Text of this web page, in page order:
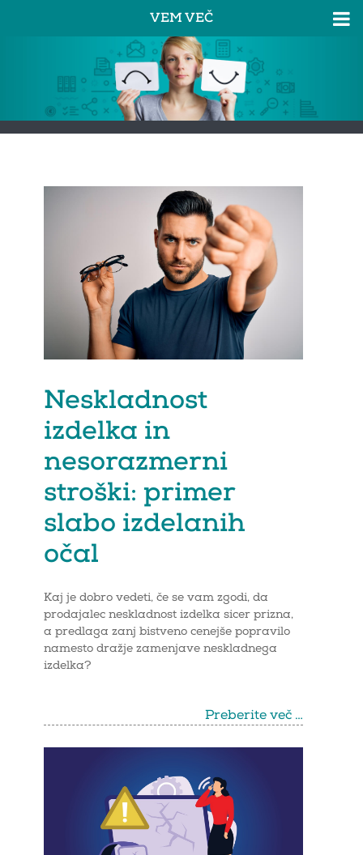
VEM VEČ
Neskladnost
izdelka in
nesorazmerni
stroški: primer
slabo izdelanih
očal
Kaj je dobro vedeti, če se vam zgodi, da
prodajalec neskladnost izdelka sicer prizna,
a predlaga zanj bistveno cenejše popravilo
namesto dražje zamenjave neskladnega
izdelka?
Preberite več …